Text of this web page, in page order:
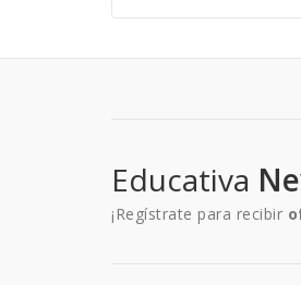
Educativa
¡Regístrate para recibir